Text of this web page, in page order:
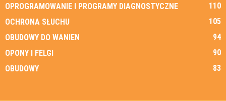
OPROGRAMOWANIE I PROGRAMY DIAGNOSTYCZNE
110
OCHRONA SŁUCHU
105
OBUDOWY DO WANIEN
94
OPONY I FELGI
90
OBUDOWY
83